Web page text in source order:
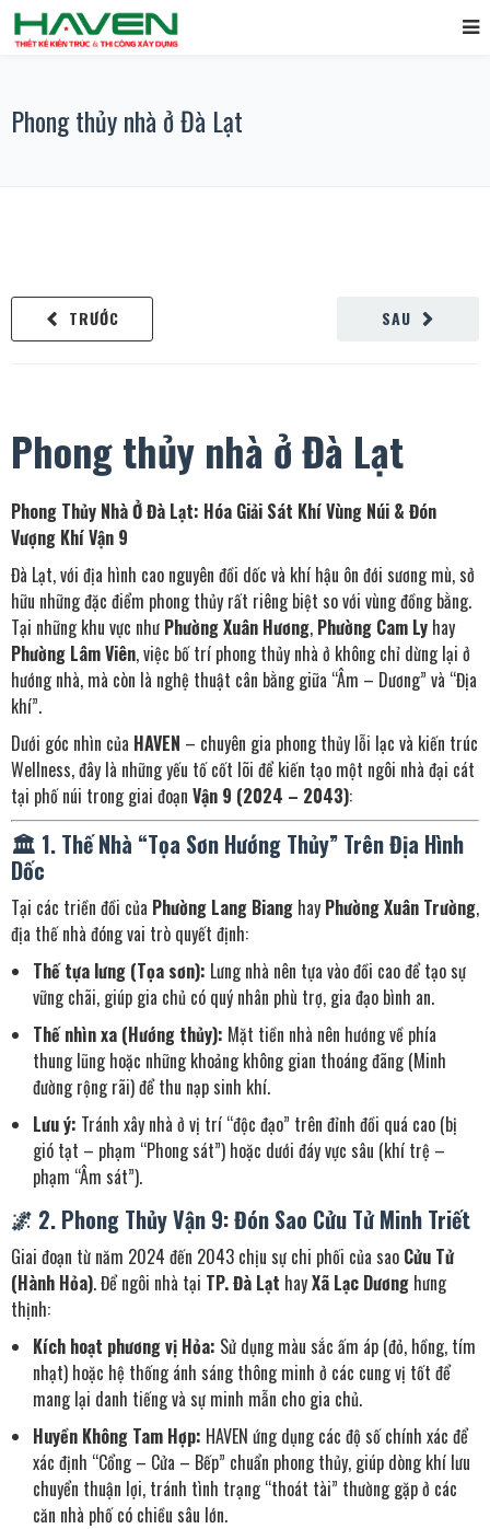
Phong thủy nhà ở Đà Lạt
SAU
TRƯỚC
Phong thủy nhà ở Đà Lạt
Phong Thủy Nhà Ở Đà Lạt: Hóa Giải Sát Khí Vùng Núi & Đón
Vượng Khí Vận 9
Đà Lạt, với địa hình cao nguyên đồi dốc và khí hậu ôn đới sương mù, sở
hữu những đặc điểm phong thủy rất riêng biệt so với vùng đồng bằng.
Tại những khu vực như Phường Xuân Hương, Phường Cam Ly hay
Phường Lâm Viên, việc bố trí phong thủy nhà ở không chỉ dừng lại ở
hướng nhà, mà còn là nghệ thuật cân bằng giữa “Âm – Dương” và “Địa
khí”.
Dưới góc nhìn của HAVEN – chuyên gia phong thủy lỗi lạc và kiến trúc
Wellness, đây là những yếu tố cốt lõi để kiến tạo một ngôi nhà đại cát
tại phố núi trong giai đoạn Vận 9 (2024 – 2043):
🏛️ 1. Thế Nhà “Tọa Sơn Hướng Thủy” Trên Địa Hình
Dốc
Tại các triền đồi của Phường Lang Biang hay Phường Xuân Trường,
địa thế nhà đóng vai trò quyết định:
Thế tựa lưng (Tọa sơn): Lưng nhà nên tựa vào đồi cao để tạo sự
vững chãi, giúp gia chủ có quý nhân phù trợ, gia đạo bình an.
Thế nhìn xa (Hướng thủy): Mặt tiền nhà nên hướng về phía
thung lũng hoặc những khoảng không gian thoáng đãng (Minh
đường rộng rãi) để thu nạp sinh khí.
Lưu ý: Tránh xây nhà ở vị trí “độc đạo” trên đỉnh đồi quá cao (bị
gió tạt – phạm “Phong sát”) hoặc dưới đáy vực sâu (khí trệ –
phạm “Âm sát”).
🌌 2. Phong Thủy Vận 9: Đón Sao Cửu Tử Minh Triết
Giai đoạn từ năm 2024 đến 2043 chịu sự chi phối của sao Cửu Tử
(Hành Hỏa). Để ngôi nhà tại TP. Đà Lạt hayXã Lạc Dương hưng
thịnh:
Kích hoạt phương vị Hỏa: Sử dụng màu sắc ấm áp (đỏ, hồng, tím
nhạt) hoặc hệ thống ánh sáng thông minh ở các cung vị tốt để
mang lại danh tiếng và sự minh mẫn cho gia chủ.
Huyền Không Tam Hợp: HAVEN ứng dụng các độ số chính xác để
xác định “Cổng – Cửa – Bếp” chuẩn phong thủy, giúp dòng khí lưu
chuyển thuận lợi, tránh tình trạng “thoát tài” thường gặp ở các
căn nhà phố có chiều sâu lớn.